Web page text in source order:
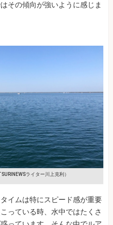
その傾向が強いように感じま
ライター川上克利）
イムは特にスピード感が重要
っている時、水中ではたくさ